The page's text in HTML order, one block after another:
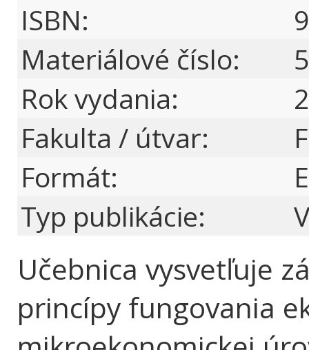
ISBN:
Materiálové číslo:
Rok vydania:
Fakulta / útvar:
Formát:
Typ publikácie:
Učebnica vysvetľuje
princípy fungovania